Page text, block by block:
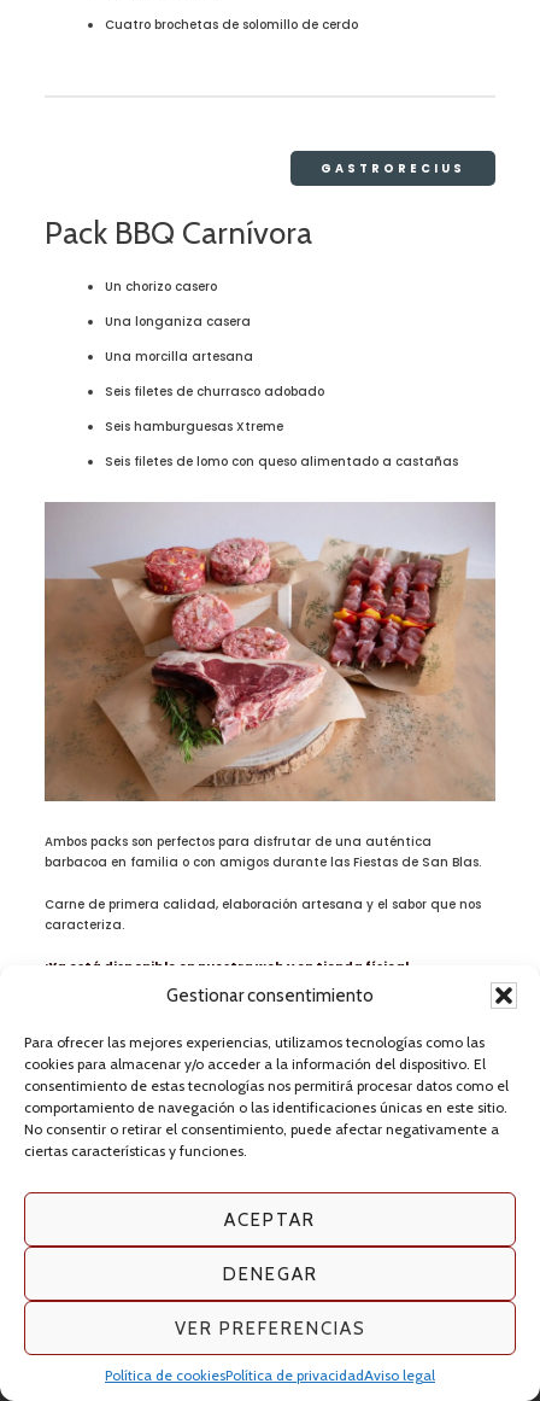
Gestionar consentimiento
Para ofrecer las mejores experiencias, utilizamos tecnologías como las
cookies para almacenar y/o acceder a la información del dispositivo. El
consentimiento de estas tecnologías nos permitirá procesar datos como el
comportamiento de navegación o las identificaciones únicas en este sitio.
No consentir o retirar el consentimiento, puede afectar negativamente a
ciertas características y funciones.
ACEPTAR
DENEGAR
VER PREFERENCIAS
Política de cookiesPolítica de privacidadAviso legal
Cuatro brochetas de solomillo de cerdo
GASTRORECIUS
Pack BBQ Carnívora
Un chorizo casero
Una longaniza casera
Una morcilla artesana
Seis filetes de churrasco adobado
Seis hamburguesas Xtreme
Seis filetes de lomo con queso alimentado a castañas
Ambos packs son perfectos para disfrutar de una auténtica
barbacoa en familia o con amigos durante las Fiestas de San Blas.
Carne de primera calidad, elaboración artesana y el sabor que nos
caracteriza.
¡Ya está disponible en nuestra web y en tienda física!